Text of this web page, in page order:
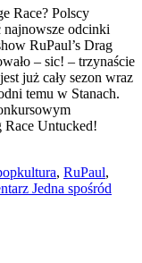
Race? Polscy
najnowsze odcinki
RuPaul’s Drag
– sic! – trzynaście
już cały sezon wraz
temu w Stanach.
Race Untucked!
, RuPaul,
Jedna spośród